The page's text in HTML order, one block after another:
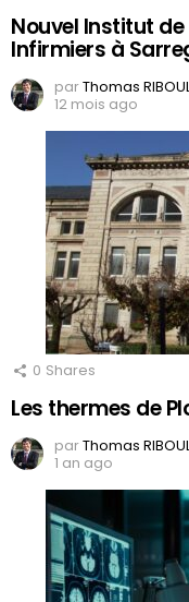
Nouvel Institut
Infirmiers à
parThomas
12 mois ago
0 Shares
Les thermes de
parThomas
1 an ago